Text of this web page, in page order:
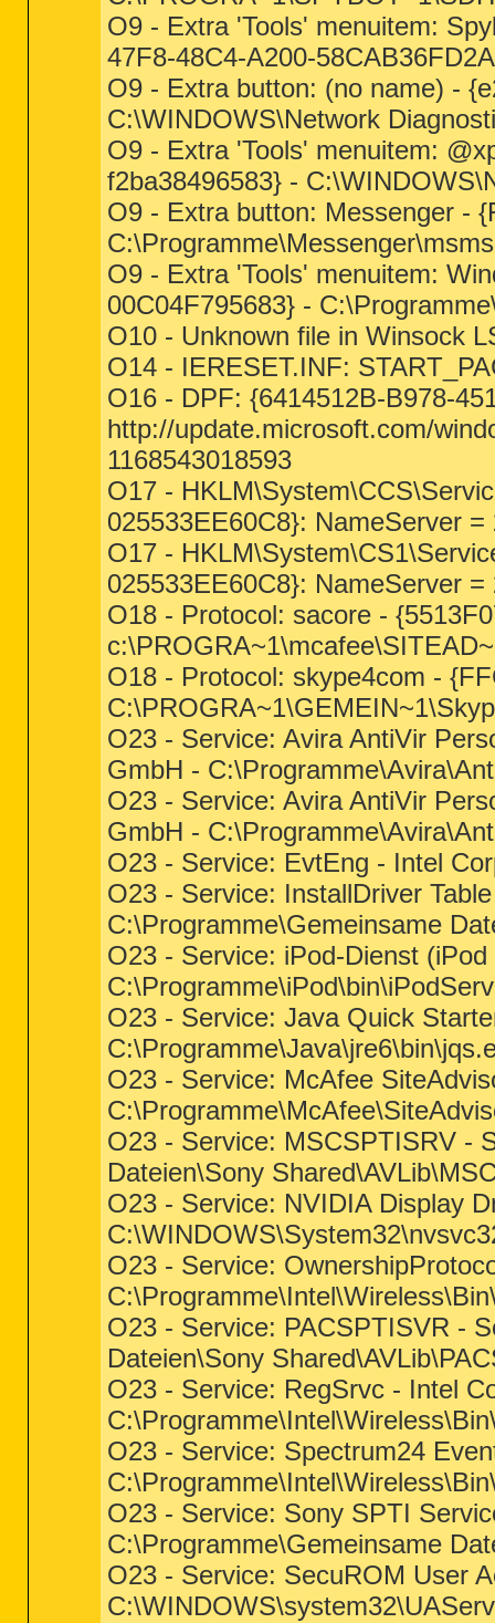
O9 - Extra 'Tools' menuitem:
47F8-48C4-A200-
O9 - Extra button: (no name) -
C:\WINDOWS\Network
O9 - Extra 'Tools' menuitem:
f2ba38496583} -
O9 - Extra button: Messenger -
O9 - Extra 'Tools' menuitem:
00C04F795683} -
O10 - Unknown file in Winsock
O14 - IERESET.INF:
O16 - DPF: {6414512B-B978-
http://update.microsoft.com/
1168543018593
O17 -
025533EE60C8}: NameServer
O17 -
025533EE60C8}: NameServer
O18 - Protocol: sacore -
O18 - Protocol: skype4com -
O23 - Service: Avira AntiVir
GmbH -
O23 - Service: Avira AntiVir
GmbH -
O23 - Service: EvtEng - Intel
O23 - Service: InstallDriver
C:\Programme\Gemeinsame
O23 - Service: iPod-Dienst
O23 - Service: Java Quick
O23 - Service: McAfee
O23 - Service: MSCSPTISRV -
Dateien\Sony
O23 - Service: NVIDIA Display
O23 - Service:
O23 - Service: PACSPTISVR -
Dateien\Sony
O23 - Service: RegSrvc - Intel
O23 - Service: Spectrum24
O23 - Service: Sony SPTI
C:\Programme\Gemeinsame
O23 - Service: SecuROM User